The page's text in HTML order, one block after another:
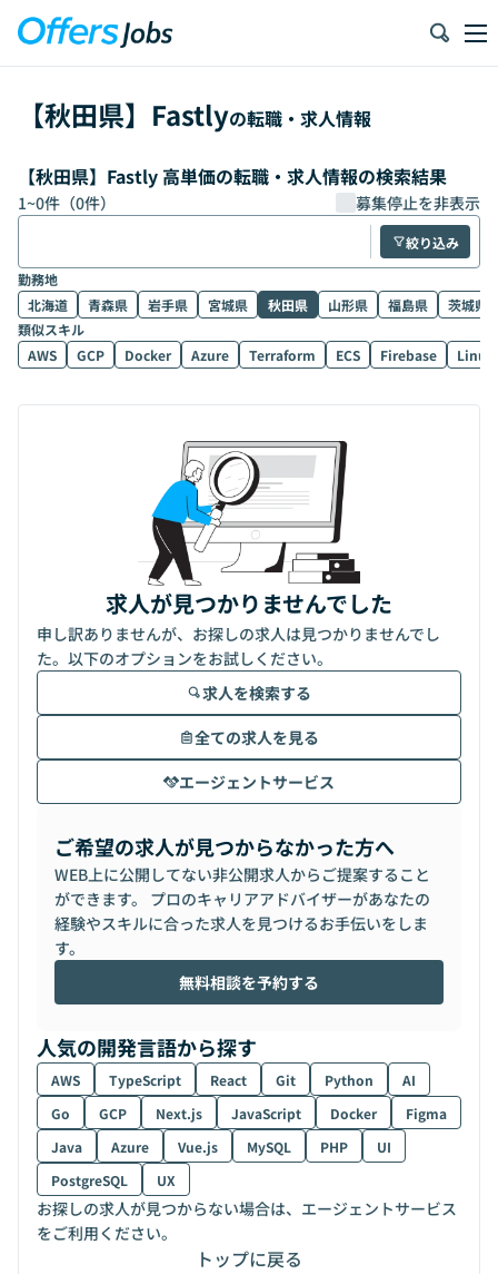
【秋田県】 Fastlyの転職・求人情報
【秋田県】Fastly 高単価の転職・求人情報の検索結果
1~0件（0件） 募集停止を非表示
絞り込み
勤務地
北海道
青森県 岩手県 宮城県 秋田県 山形県 福島県
茨城県
類似スキル
AWS
GCP Docker Azure Terraform ECS Firebase Linux
求人が見つかりませんでした
申し訳ありませんが、お探しの求人は見つかりませんでし
た。以下のオプションをお試しください。
求人を検索する
全ての求人を見る
エージェントサービス
ご希望の求人が見つからなかった方へ
WEB上に公開してない非公開求人からご提案すること
ができます。 プロのキャリアアドバイザーがあなたの
経験やスキルに合った求人を見つけるお手伝いをしま
す。
無料相談を予約する
人気の開発言語から探す
AWS TypeScript React Git Python
AI
Go
GCP Next.js JavaScript Docker
Figma
Java
Azure Vue.js MySQL PHP
UI
PostgreSQL
UX
お探しの求人が見つからない場合は、エージェントサービス
をご利用ください。
トップに戻る